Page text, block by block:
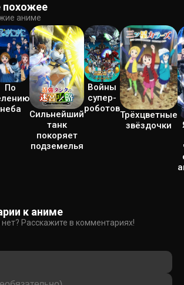
похожее
аниме
По
неба
Сильнейший
танк
покоряет
подземелья
Войны
супер-
роботов
Трёхцветные
звёздочки
к аниме
Расскажите в комментариях!